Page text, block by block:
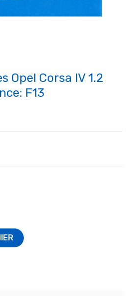
Opel Corsa IV 1.2
F13